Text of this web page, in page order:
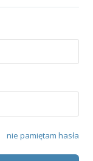
nie pamiętam hasła